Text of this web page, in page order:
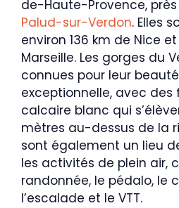
de-Haute-Provence,
Palud-sur-Verdon. Elles
environ 136 km de Nice
Marseille. Les gorges du
connues pour leur
exceptionnelle, avec des
calcaire blanc qui
mètres au-dessus de la
sont également un lieu
les activités de plein air,
randonnée, le pédalo, le
l’escalade et le VTT.